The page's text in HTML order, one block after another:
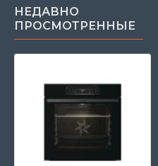
НЕДАВНО
ПРОСМОТРЕННЫЕ